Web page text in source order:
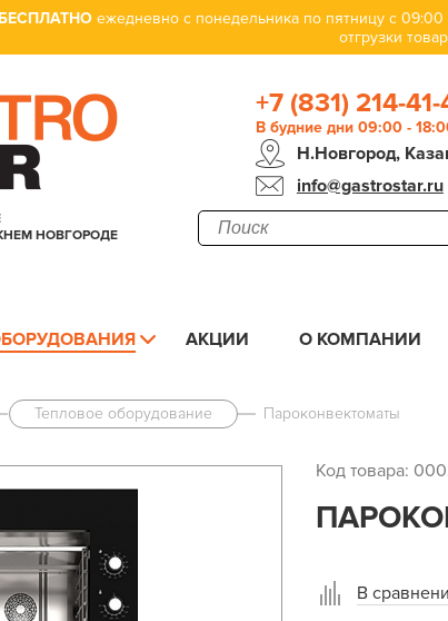
БЕСПЛАТНО ежедневно с понедельника по пятницу с
отгрузки
НОВГОРОДЕ
+7 (831) 214-
В будние дни 09:00 -
Н.Новгород,
info@gastrostar.ru
АКЦИИ О КОМПАНИИ
Тепловое оборудование Пароконвектоматы
Код товара:
В